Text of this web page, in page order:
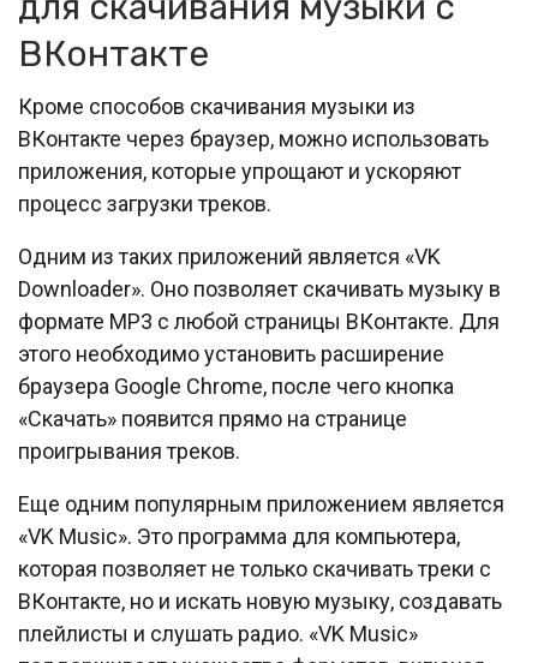
ВКонтакте
Кроме способов скачивания музыки из
ВКонтакте через браузер, можно использовать
приложения, которые упрощают и ускоряют
процесс загрузки треков.
Одним из таких приложений является «VK
Downloader». Оно позволяет скачивать музыку в
формате MP3 с любой страницы ВКонтакте. Для
этого необходимо установить расширение
браузера Google Chrome, после чего кнопка
«Скачать» появится прямо на странице
проигрывания треков.
Еще одним популярным приложением является
«VK Music». Это программа для компьютера,
которая позволяет не только скачивать треки с
ВКонтакте, но и искать новую музыку, создавать
плейлисты и слушать радио. «VK Music»